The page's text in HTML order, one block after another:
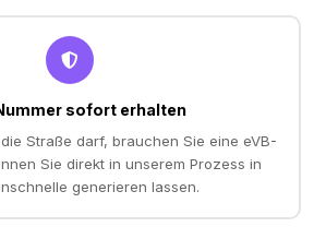
sofort erhalten
Straße darf, brauchen Sie eine eVB-
Sie direkt in unserem Prozess in
generieren lassen.